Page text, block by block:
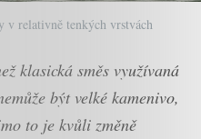
v relativně tenkých vrstvách
klasická směs využívaná
být velké kamenivo,
to je kvůli změně